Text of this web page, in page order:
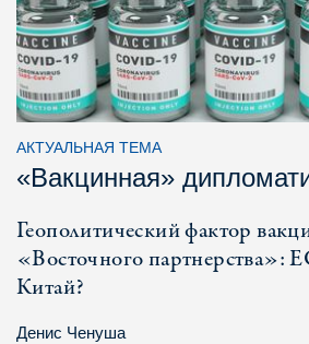
АКТУАЛЬНАЯ ТЕМА
«Вакцинная»
Геополитический фактор
«Восточного партнерства»:
Китай?
Денис Ченуша